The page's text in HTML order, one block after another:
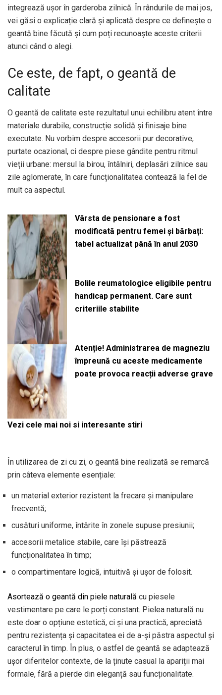
integrează ușor în garderoba zilnică. În rândurile de mai jos,
vei găsi o explicație clară și aplicată despre ce definește o
geantă bine făcută și cum poți recunoaște aceste criterii
atunci când o alegi.
Ce este, de fapt, o geantă de
calitate
O geantă de calitate este rezultatul unui echilibru atent între
materiale durabile, construcție solidă și finisaje bine
executate. Nu vorbim despre accesorii pur decorative,
purtate ocazional, ci despre piese gândite pentru ritmul
vieții urbane: mersul la birou, întâlniri, deplasări zilnice sau
zile aglomerate, în care funcționalitatea contează la fel de
mult ca aspectul.
Vârsta de pensionare a fost
modificată pentru femei și bărbați:
tabel actualizat până în anul 2030
Bolile reumatologice eligibile pentru
handicap permanent. Care sunt
criteriile stabilite
Atenție! Administrarea de magneziu
împreună cu aceste medicamente
poate provoca reacții adverse grave
Vezi cele mai noi si interesante stiri
În utilizarea de zi cu zi, o geantă bine realizată se remarcă
prin câteva elemente esențiale:
un material exterior rezistent la frecare și manipulare
frecventă;
cusături uniforme, întărite în zonele supuse presiunii;
accesorii metalice stabile, care își păstrează
funcționalitatea în timp;
o compartimentare logică, intuitivă și ușor de folosit.
Asortează o geantă din piele naturală cu piesele
vestimentare pe care le porți constant. Pielea naturală nu
este doar o opțiune estetică, ci și una practică, apreciată
pentru rezistența și capacitatea ei de a-și păstra aspectul și
caracterul în timp. În plus, o astfel de geantă se adaptează
ușor diferitelor contexte, de la ținute casual la apariții mai
formale, fără a pierde din eleganță sau funcționalitate.